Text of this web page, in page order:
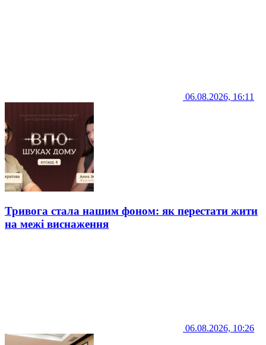
06.08.2026, 16:11
Тривога стала нашим фоном: як перестати жити
на межі виснаження
06.08.2026, 10:26